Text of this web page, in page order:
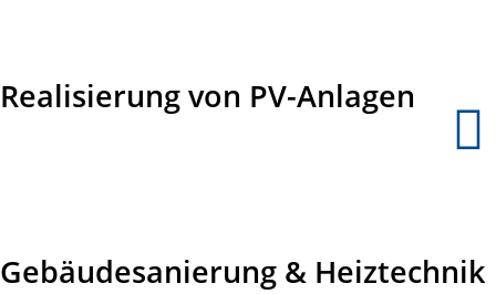
Realisierung von PV-Anlagen
Gebäudesanierung & Heiztechnik